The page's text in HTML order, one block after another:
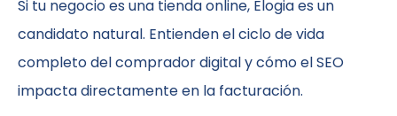
Si tu negocio es una tienda online, Elogia es un
candidato natural. Entienden el ciclo de vida
completo del comprador digital y cómo el SEO
impacta directamente en la facturación.